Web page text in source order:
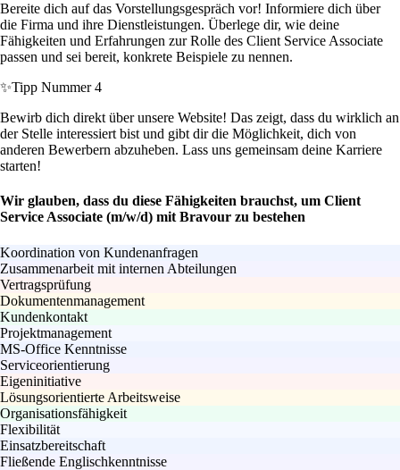
Bereite dich auf das Vorstellungsgespräch vor! Informiere dich über
die Firma und ihre Dienstleistungen. Überlege dir, wie deine
Fähigkeiten und Erfahrungen zur Rolle des Client Service Associate
passen und sei bereit, konkrete Beispiele zu nennen.
✨Tipp Nummer 4
Bewirb dich direkt über unsere Website! Das zeigt, dass du wirklich an
der Stelle interessiert bist und gibt dir die Möglichkeit, dich von
anderen Bewerbern abzuheben. Lass uns gemeinsam deine Karriere
starten!
Wir glauben, dass du diese Fähigkeiten brauchst, um Client
Service Associate (m/w/d) mit Bravour zu bestehen
Koordination von Kundenanfragen
Zusammenarbeit mit internen Abteilungen
Vertragsprüfung
Dokumentenmanagement
Kundenkontakt
Projektmanagement
MS-Office Kenntnisse
Serviceorientierung
Eigeninitiative
Lösungsorientierte Arbeitsweise
Organisationsfähigkeit
Flexibilität
Einsatzbereitschaft
Fließende Englischkenntnisse